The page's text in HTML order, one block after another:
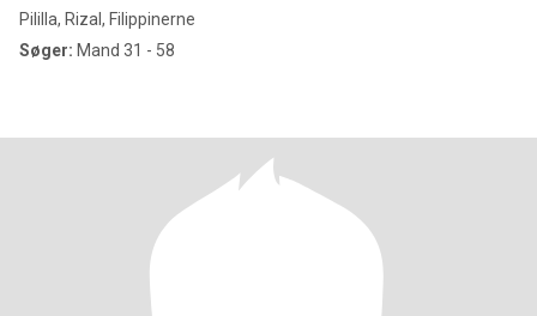
Pililla, Rizal, Filippinerne
Søger: Mand 31 - 58